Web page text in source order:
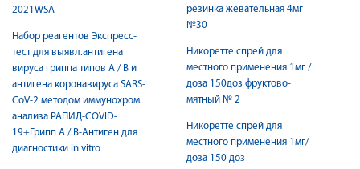
2021WSA
Набор реагентов Экспресс-
тест для выявл.антигена
вируса гриппа типов А / В и
антигена коронавируса SARS-
CoV-2 методом иммунохром.
анализа РАПИД-COVID-
19+Грипп А / В-Антиген для
диагностики in vitro
резинка жевательная 4мг
№30
Никоретте спрей для
местного применения 1мг /
доза 150доз фруктово-
мятный № 2
Никоретте спрей для
местного применения 1мг/
доза 150 доз